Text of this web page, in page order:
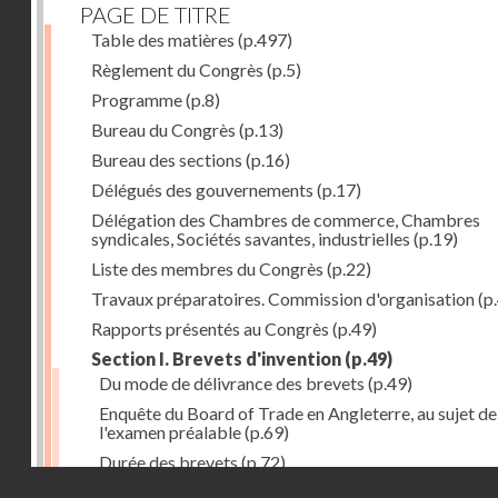
PAGE DE TITRE
Table des matières (p.497)
Règlement du Congrès (p.5)
Programme(p.8)
Bureau du Congrès (p.13)
Bureau des sections (p.16)
Délégués des gouvernements (p.17)
Délégation des Chambres de commerce, Chambres
syndicales, Sociétés savantes, industrielles (p.19)
Liste des membres du Congrès (p.22)
Travaux préparatoires. Commission d'organisation
Rapports présentés au Congrès (p.49)
Section I. Brevets d'invention (p.49)
Du mode de délivrance des brevets (p.49)
Enquête du Board of Trade en Angleterre, au sujet de
l'examen préalable(p.69)
Durée des brevets (p.72)